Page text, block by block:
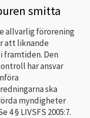
smitta
allvarlig förorening
att liknande
framtiden. Den
har ansvar
ska
myndigheter
§ LIVSFS 2005:7.